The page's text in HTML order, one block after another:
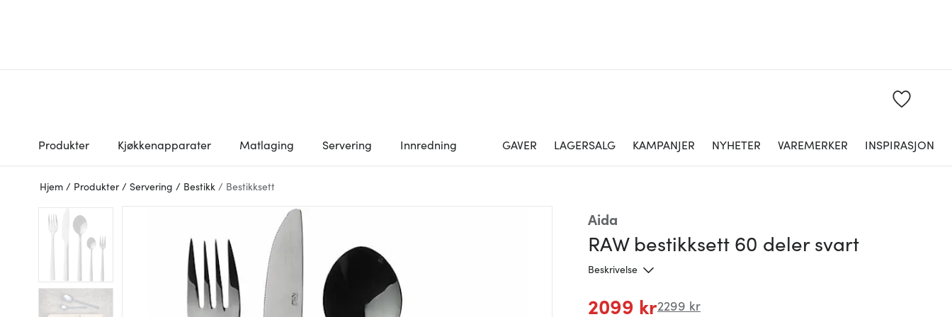
Produkter Kjøkkenapparater Matlaging Servering Innredning GAVER LAGERSALG KAMPANJER NYHETER VAREMERKER INSPIRASJON
Hjem / Produkter / Servering / Bestikk / Bestikksett
Aida
RAW bestikksett 60 deler svart
Beskrivelse
2099 kr2299 kr